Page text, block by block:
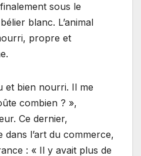
sous le
blanc. L’animal
propre et
et bien nourri. Il me
combien ? »,
Ce dernier,
dans l’art du commerce,
: « Il y avait plus de